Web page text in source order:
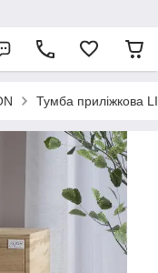
Тумба приліжкова